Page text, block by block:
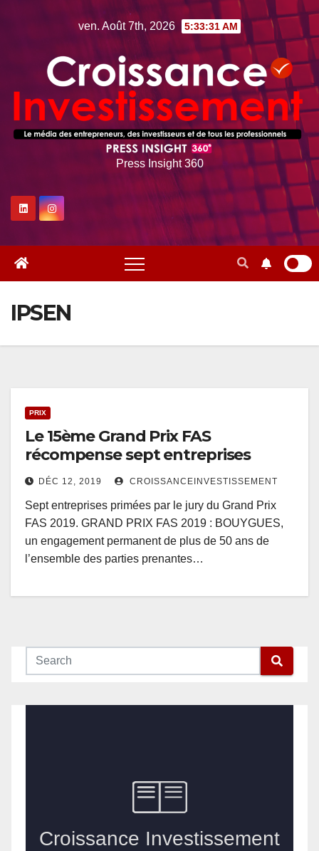
ven. Août 7th, 2026 5:33:32 AM
Press Insight 360
IPSEN
PRIX
Le 15ème Grand Prix FAS
récompense sept entreprises
DÉC 12, 2019 CROISSANCEINVESTISSEMENT
Sept entreprises primées par le jury du Grand Prix
FAS 2019. GRAND PRIX FAS 2019 : BOUYGUES,
un engagement permanent de plus de 50 ans de
l’ensemble des parties prenantes…